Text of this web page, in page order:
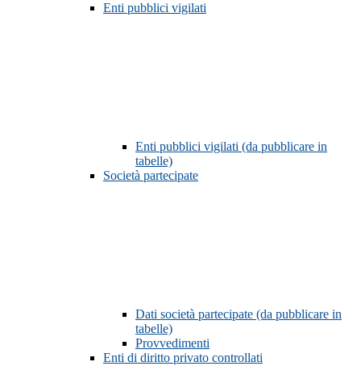
Enti pubblici vigilati
Enti pubblici vigilati (da pubblicare in
tabelle)
Società partecipate
Dati società partecipate (da pubblicare in
tabelle)
Provvedimenti
Enti di diritto privato controllati